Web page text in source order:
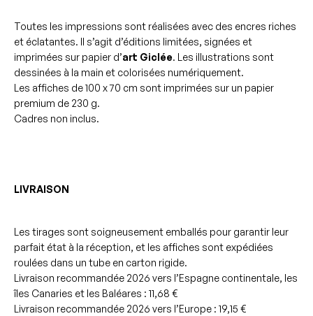
Toutes les impressions sont réalisées avec des encres riches
et éclatantes. Il s’agit d’éditions limitées, signées et
imprimées sur papier d’art Giclée. Les illustrations sont
dessinées à la main et colorisées numériquement.
Les affiches de 100 x 70 cm sont imprimées sur un papier
premium de 230 g.
Cadres non inclus.
LIVRAISON
Les tirages sont soigneusement emballés pour garantir leur
parfait état à la réception, et les affiches sont expédiées
roulées dans un tube en carton rigide.
Livraison recommandée 2026 vers l’Espagne continentale, les
îles Canaries et les Baléares : 11,68 €
Livraison recommandée 2026 vers l’Europe : 19,15 €